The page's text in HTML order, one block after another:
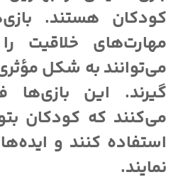
کودکان هستند.
مهارت‌های خلاقیت
می‌توانند به شکل مؤثری
گیرند. این بازی‌ها
می‌کنند که کودکان
استفاده کنند و
نمایند.